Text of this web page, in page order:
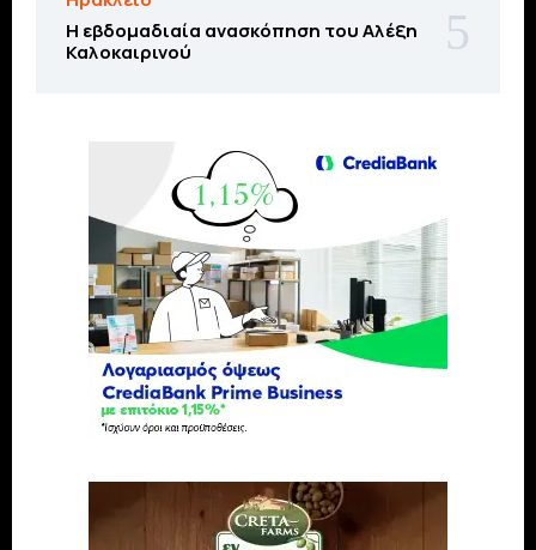
Η εβδομαδιαία ανασκόπηση του Αλέξη
Καλοκαιρινού